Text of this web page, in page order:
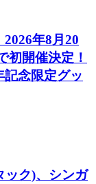
2026年8月20
初開催決定！
念限定グッ
ック)、シンガ